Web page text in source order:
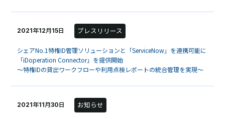
2021年12月15日 プレスリリース
シェアNo.1特権ID管理ソリューションと「ServiceNow」を連携可能に
「iDoperation Connector」を提供開始
～特権IDの貸出ワークフローや利用点検レポートの統合管理を実現～
2021年11月30日 お知らせ